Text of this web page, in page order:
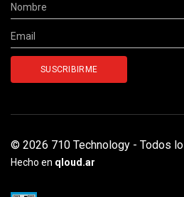
© 2026 710 Technology - Todos
Hecho en qloud.ar